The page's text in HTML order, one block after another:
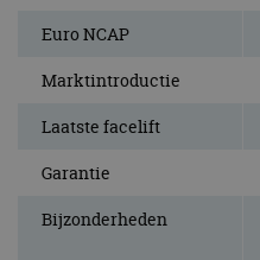
Euro NCAP
Marktintroductie
Laatste facelift
Garantie
Bijzonderheden